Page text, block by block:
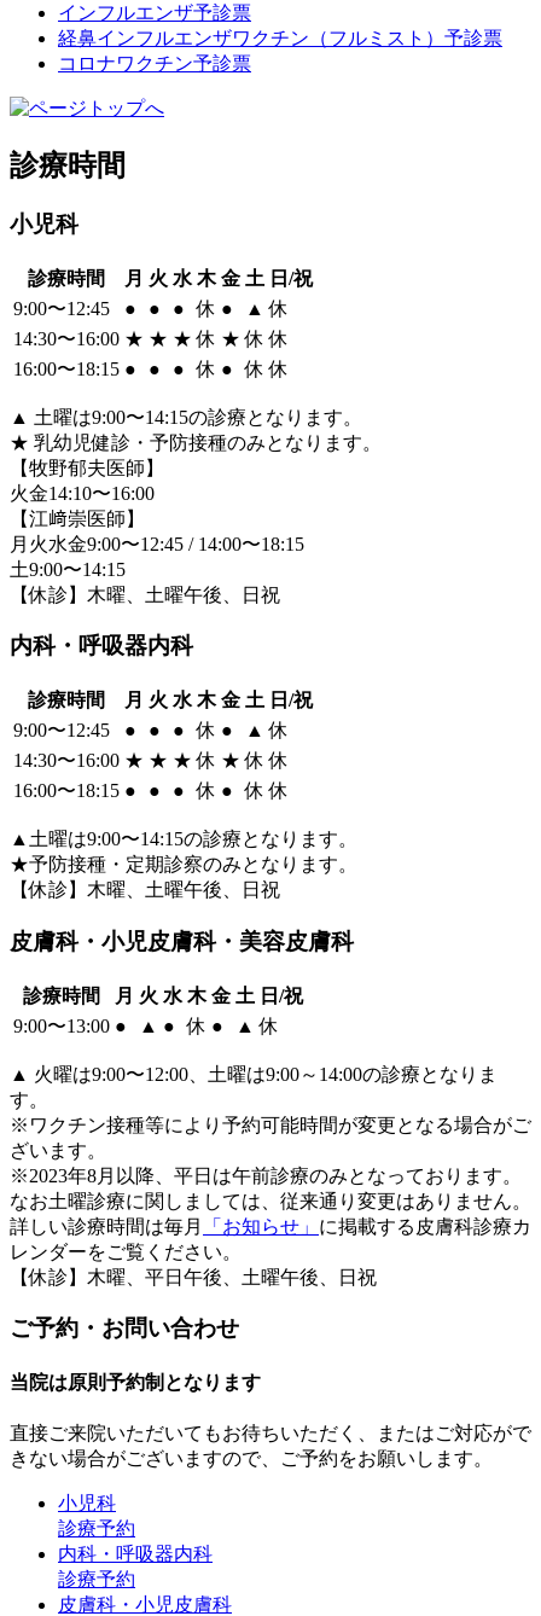
インフルエンザ予診票
経鼻インフルエンザワクチン（フルミスト）予診票
コロナワクチン予診票
診療時間
小児科
診療時間 月 火 水 木 金 土 日/祝
9:00〜12:45
● ● ● 休 ● ▲ 休
14:30〜16:00 ★ ★ ★ 休 ★ 休 休
16:00〜18:15 ● ● ● 休 ● 休 休
▲ 土曜は9:00〜14:15の診療となります。
★ 乳幼児健診・予防接種のみとなります。
【牧野郁夫医師】
火金14:10〜16:00
【江﨑崇医師】
月火水金9:00〜12:45 / 14:00〜18:15
土9:00〜14:15
【休診】木曜、土曜午後、日祝
内科・呼吸器内科
診療時間 月 火 水 木 金 土 日/祝
9:00〜12:45
● ● ● 休 ● ▲ 休
14:30〜16:00 ★ ★ ★ 休 ★ 休 休
16:00〜18:15 ● ● ● 休 ● 休 休
▲ 土曜は9:00〜14:15の診療となります。
★予防接種・定期診察のみとなります。
【休診】木曜、土曜午後、日祝
皮膚科・小児皮膚科・美容皮膚科
診療時間 月 火 水 木 金 土 日/祝
9:00〜13:00 ● ▲ ● 休 ● ▲ 休
▲ 火曜は9:00〜12:00、土曜は9:00～14:00の診療となりま
す。
※ワクチン接種等により予約可能時間が変更となる場合がご
ざいます。
※2023年8月以降、平日は午前診療のみとなっております。
なお土曜診療に関しましては、従来通り変更はありません。
詳しい診療時間は毎月
「お知らせ」 に掲載する皮膚科診療カ
レンダーをご覧ください。
【休診】木曜、平日午後、土曜午後、日祝
ご予約・お問い合わせ
当院は原則予約制となります
直接ご来院いただいてもお待ちいただく、またはご対応がで
きない場合がございますので、ご予約をお願いします。
小児科
診療予約
内科・呼吸器内科
診療予約
皮膚科・小児皮膚科